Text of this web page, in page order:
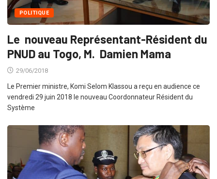
POLITIQUE
Le nouveau Représentant-Résident du
PNUD au Togo, M. Damien Mama
29/06/2018
Le Premier ministre, Komi Selom Klassou a reçu en audience ce
vendredi 29 juin 2018 le nouveau Coordonnateur Résident du
Système